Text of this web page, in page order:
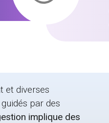
et diverses
par des
implique des